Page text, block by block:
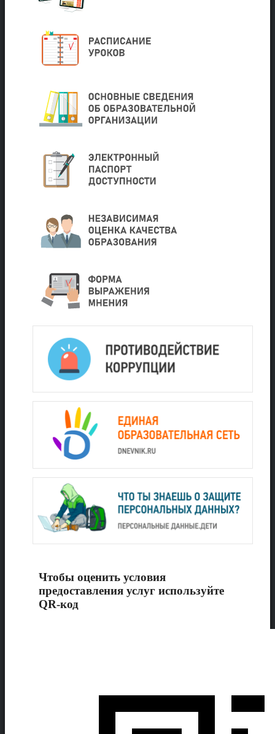
Чтобы оценить условия
предоставления услуг используйте
QR-код